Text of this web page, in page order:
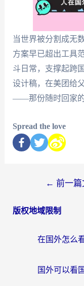
当世界被分割成无
方案早已超出工具
斗日常，支撑起跨
设计稿，在美团给
——那份随时回家的
Spread the love
← 前一篇
版权地域限制